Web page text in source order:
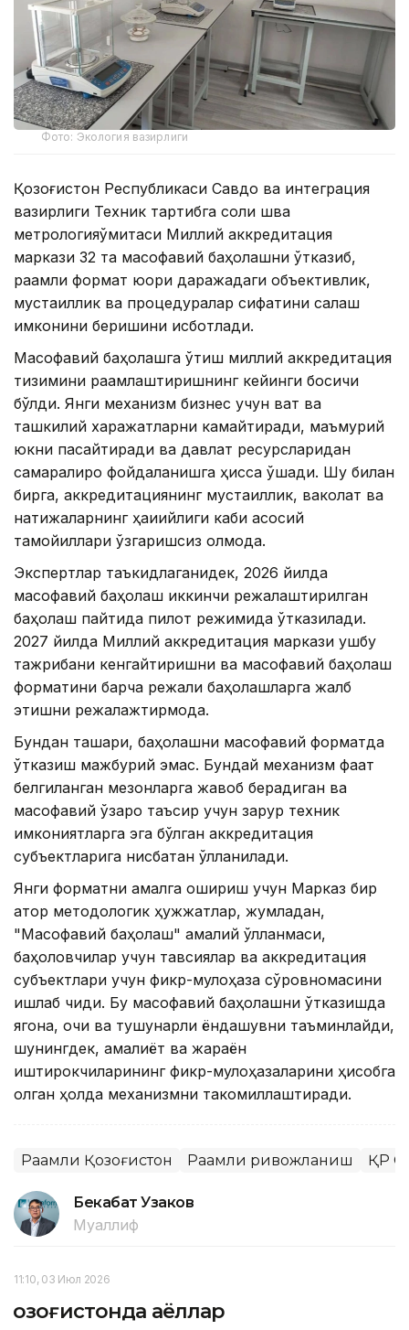
Фото: Экология вазирлиги
Қозоғистон Республикаси Савдо ва интеграция
вазирлиги Техник тартибга соли шва
метрологияқўмитаси Миллий аккредитация
маркази 32 та масофавий баҳолашни ўтказиб,
рақамли формат юқори даражадаги объективлик,
мустақиллик ва процедуралар сифатини сақлаш
имконини беришини исботлади.
Масофавий баҳолашга ўтиш миллий аккредитация
тизимини рақамлаштиришнинг кейинги босқичи
бўлди. Янги механизм бизнес учун вақт ва
ташкилий харажатларни камайтиради, маъмурий
юкни пасайтиради ва давлат ресурсларидан
самаралироқ фойдаланишга ҳисса қўшади. Шу билан
бирга, аккредитациянинг мустақиллик, ваколат ва
натижаларнинг ҳақиқийлиги каби асосий
тамойиллари ўзгаришсиз қолмоқда.
Экспертлар таъкидлаганидек, 2026 йилда
масофавий баҳолаш иккинчи режалаштирилган
баҳолаш пайтида пилот режимида ўтказилади.
2027 йилда Миллий аккредитация маркази ушбу
тажрибани кенгайтиришни ва масофавий баҳолаш
форматини барча режали баҳолашларга жалб
этишни режалажтирмоқда.
Бундан ташқари, баҳолашни масофавий форматда
ўтказиш мажбурий эмас. Бундай механизм фақат
белгиланган мезонларга жавоб берадиган ва
масофавий ўзаро таъсир учун зарур техник
имкониятларга эга бўлган аккредитация
субъектларига нисбатан қўлланилади.
Янги форматни амалга ошириш учун Марказ бир
қатор методологик ҳужжатлар, жумладан,
"Масофавий баҳолаш" амалий қўлланмаси,
баҳоловчилар учун тавсиялар ва аккредитация
субъектлари учун фикр-мулоҳаза сўровномасини
ишлаб чиқди. Бу масофавий баҳолашни ўтказишда
ягона, очиқ ва тушунарли ёндашувни таъминлайди,
шунингдек, амалиёт ва жараён
иштирокчиларининг фикр-мулоҳазаларини ҳисобга
олган ҳолда механизмни такомиллаштиради.
Рақамли Қозоғистон Рақамли ривожланиш ҚР
Бекабат Узаков
Муаллиф
11:10, 03 Июл 2026
Қозоғистонда аёллар